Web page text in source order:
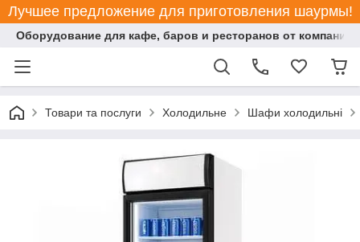
Лучшее предложение для приготовления шаурмы!
Оборудование для кафе, баров и ресторанов от компании
Товари та послуги Холодильне Шафи холодильні